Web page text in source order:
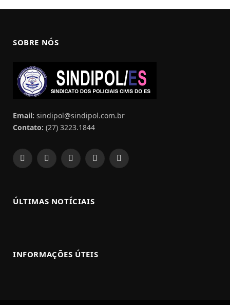
SOBRE NÓS
Email: sindipol@sindipol.com.br
Contato: (27) 3223.1844
Facebook
X
PinterestYouTubeWhatsApp
ÚLTIMAS NOTÍCIAIS
INFORMAÇÕES ÚTEIS